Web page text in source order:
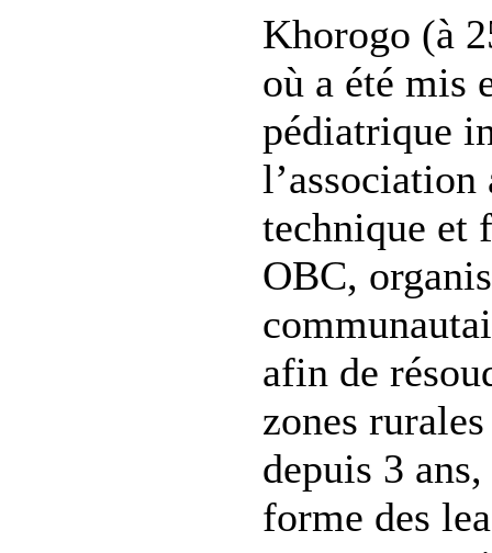
Khorogo (à
où a été mis
pédiatrique
technique et
OBC,
afin de
zones
depuis 3
forme des